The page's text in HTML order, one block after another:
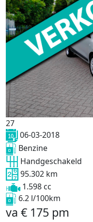
27
06-03-2018
Benzine
Handgeschakeld
95.302 km
1.598 cc
6.2 l/100km
va € 175 pm